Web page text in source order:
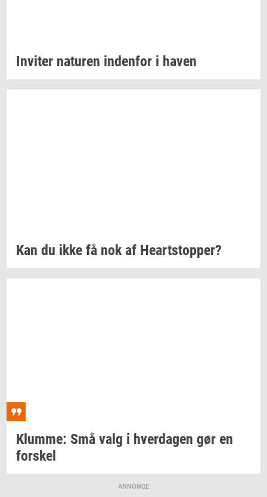
In­vi­ter na­tu­ren in­den­for i haven
Kan du ikke få nok af Heart­stop­per?
Klum­me: Små valg i hver­da­gen gør en
for­skel
ANNONCE